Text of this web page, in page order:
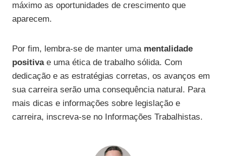
máximo as oportunidades de crescimento que
aparecem.
Por fim, lembra-se de manter uma mentalidade
positivae uma ética de trabalho sólida. Com
dedicação e as estratégias corretas, os avanços em
sua carreira serão uma consequência natural. Para
mais dicas e informações sobre legislação e
carreira, inscreva-se no Informações Trabalhistas.